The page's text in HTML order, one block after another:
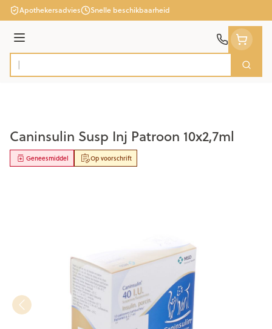
Ga naar de inhoud
Apothekersadvies Snelle beschikbaarheid
Menu
Product, merk, categorie... Zoek
Caninsulin Susp Inj Patroon 10x2,7ml
Op voorschrift
Geneesmiddel